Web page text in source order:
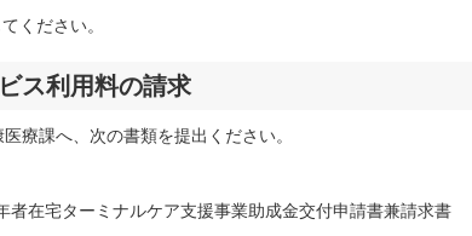
ください。
ス利用料の請求
療課へ、次の書類を提出ください。
在宅ターミナルケア支援事業助成金交付申請書兼請求書